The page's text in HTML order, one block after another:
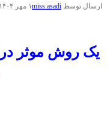
ارسال توسط miss.asadi۱ مهر ۱۴۰۴
یک روش موثر در